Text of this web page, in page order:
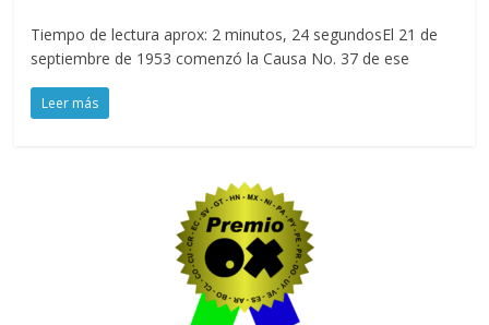
Tiempo de lectura aprox: 2 minutos, 24 segundosEl 21 de
septiembre de 1953 comenzó la Causa No. 37 de ese
Leer más